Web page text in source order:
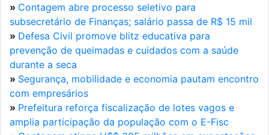
» Contagem abre processo seletivo para
subsecretário de Finanças; salário passa de R$ 15 mil
» Defesa Civil promove blitz educativa para
prevenção de queimadas e cuidados com a saúde
durante a seca
» Segurança, mobilidade e economia pautam encontro
com empresários
» Prefeitura reforça fiscalização de lotes vagos e
amplia participação da população com o E-Fisc